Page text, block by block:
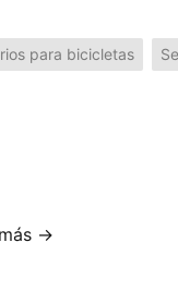
para bicicletas
→